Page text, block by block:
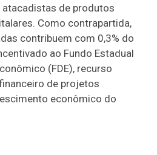
de produtos
Como contrapartida,
contribuem com 0,3% do
ao Fundo Estadual
(FDE), recurso
de projetos
econômico do